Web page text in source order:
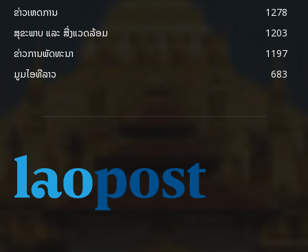
ຂ່າວເຫດການ
1278
ສຸຂະພາບ ແລະ ສີ່ງແວດລ້ອມ
1203
ຂ່າວການພັດທະນາ
1197
ມູມໄອທີລາວ
683